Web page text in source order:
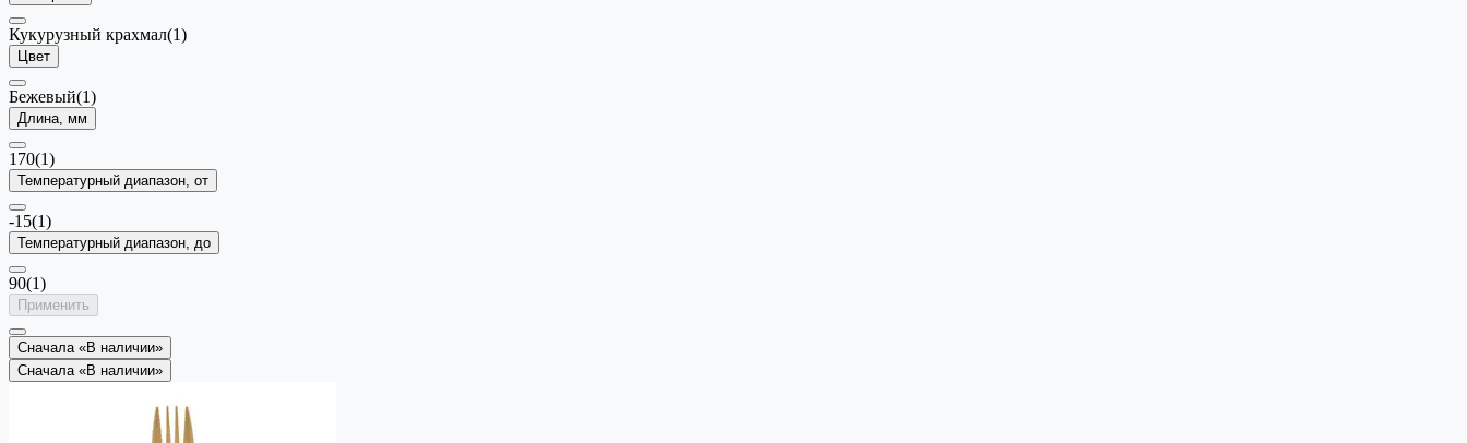
Кукурузный крахмал(1)
Цвет
Бежевый(1)
Длина, мм
170(1)
Температурный диапазон, от
-15(1)
Температурный диапазон, до
90(1)
Применить
Сначала «В наличии»
Сначала «В наличии»